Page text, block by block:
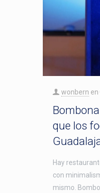
wonbern en
que los
Hay
con
mismo.